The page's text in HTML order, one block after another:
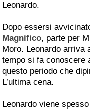
Leonardo.
Dopo essersi
Magnifico, parte per
Moro. Leonardo arriva
tempo si fa conoscere
questo periodo che
L’ultima cena.
Leonardo viene